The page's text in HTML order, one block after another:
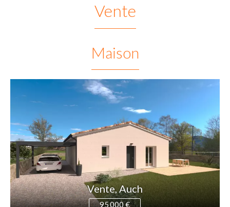
Vente
Maison
Vente, Auch
95 000 €